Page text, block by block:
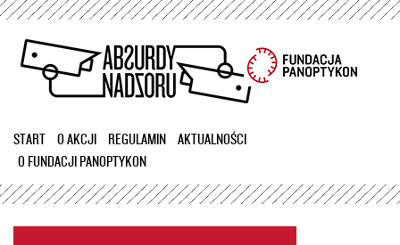
Przejdź
treści
START O AKCJI REGULAMIN
AKTUALNOŚCI
O FUNDACJI PANOPTYKON